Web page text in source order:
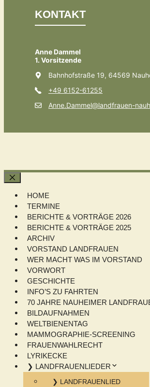
KONTAKT
Anne Dammel
1. Vorsitzende
Bahnhofstraße 19, 64569
+49 6152-61255
Anne.Dammel@landfrauen-
Schließen
HOME
TERMINE
BERICHTE & VORTRÄGE 2026
BERICHTE & VORTRÄGE 2025
ARCHIV
VORSTAND LANDFRAUEN
WER MACHT WAS IM VORSTAND
VORWORT
GESCHICHTE
INFO’S ZU FAHRTEN
70 JAHRE NAUHEIMER
BILDAUFNAHMEN
WELTBIENENTAG
MAMMOGRAPHIE-SCREENING
FRAUENWAHLRECHT
LYRIKECKE
❯ LANDFRAUENLIEDER
❯ LANDFRAUENLIED